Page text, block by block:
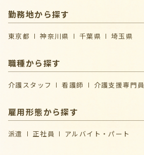
勤務地から探す
東京都 神奈川県 千葉県 埼玉県
職種から探す
介護スタッフ 看護師 介護支援専門員
雇用形態から探す
派遣 正社員 アルバイト・パート